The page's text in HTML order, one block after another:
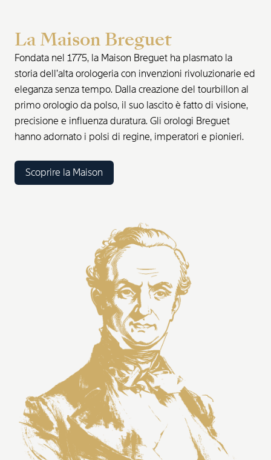
La Maison Breguet
Fondata nel 1775, la Maison Breguet ha plasmato la
storia dell’alta orologeria con invenzioni rivoluzionarie ed
eleganza senza tempo. Dalla creazione del tourbillon al
primo orologio da polso, il suo lascito è fatto di visione,
precisione e influenza duratura. Gli orologi Breguet
hanno adornato i polsi di regine, imperatori e pionieri.
Scoprire la Maison